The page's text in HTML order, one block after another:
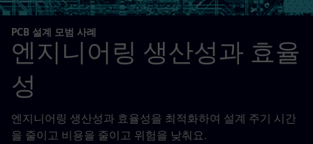
PCB 설계 모범 사례
엔지니어링 생산성과 효율
성
엔지니어링 생산성과 효율성을 최적화하여 설계 주기 시간
을 줄이고 비용을 줄이고 위험을 낮춰요.